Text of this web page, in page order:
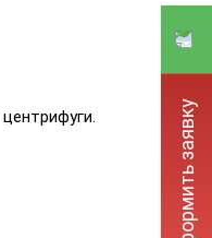
Оформить заявку